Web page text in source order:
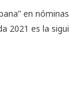
en
2021 es la